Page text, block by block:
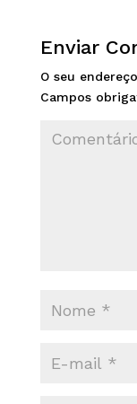
Enviar
O seu
Campos